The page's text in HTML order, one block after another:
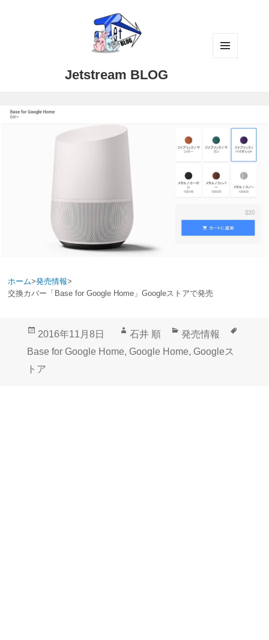
Jetstream BLOG
ホーム>発売情報>
交換カバー「Base for Google Home」Googleストアで発売
投
稿
日:
2016年11月8日
作
成
石井 順
カ
テ
発売情報
Base for Google Home, Google Home, Googleス
トア